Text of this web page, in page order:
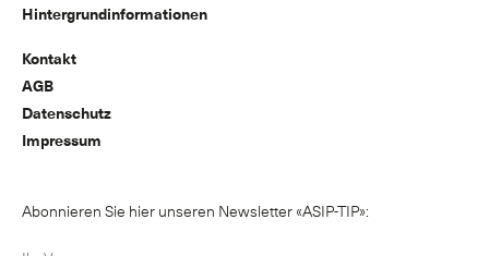
Hintergrundinformationen
Kontakt
AGB
Datenschutz
Impressum
Abonnieren Sie hier unseren Newsletter «ASIP-TIP»: